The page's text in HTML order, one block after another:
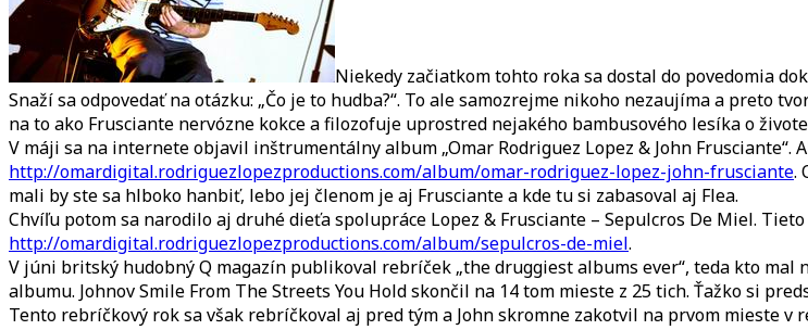
Niekedy začiatkom tohto roka sa dostal do povedomia
Snaží sa odpovedať na otázku: „Čo je to hudba?“. To ale samozrejme nikoho nezaujíma a preto
na to ako Frusciante nervózne kokce a filozofuje uprostred nejakého bambusového lesíka o
V máji sa na internete objavil inštrumentálny album „Omar Rodriguez Lopez & John
http://omardigital.rodriguezlopezproductions.com/album/omar-rodriguez-lopez-john-frusciante.
mali by ste sa hlboko hanbiť, lebo jej členom je aj Frusciante a kde tu si zabasoval aj Flea.
Chvíľu potom sa narodilo aj druhé dieťa spolupráce Lopez & Frusciante – Sepulcros De Miel.
http://omardigital.rodriguezlopezproductions.com/album/sepulcros-de-miel.
V júni britský hudobný Q magazín publikoval rebríček „the druggiest albums ever“, teda kto
albumu. Johnov Smile From The Streets You Hold skončil na 14 tom mieste z 25 tich. Ťažko si
Tento rebríčkový rok sa však rebríčkoval aj pred tým a John skromne zakotvil na prvom mieste